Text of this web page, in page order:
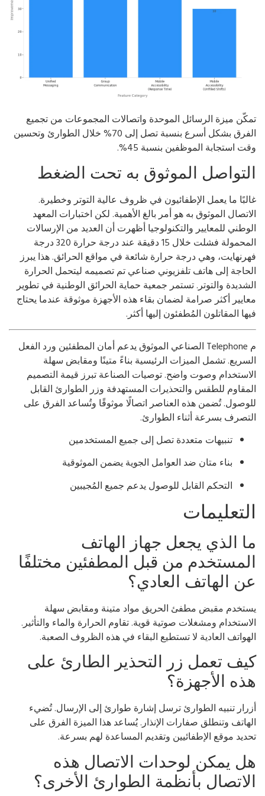
ميزة الرسائل الموحدة واتصالات المجموعات من تجميع
الفرق بشكل أسرع بنسبة تصل إلى 70% خلال الطوارئ وتحسين
استجابة الموظفين بنسبة 45%.
الموثوق به تحت الضغط
ما يعمل الإطفائيون في ظروف عالية التوتر وخطيرة.
الموثوق به هو أمر بالغ الأهمية. لكن اختبارات المعهد
للمعايير والتكنولوجيا أظهرت أن العديد من الإرسالات
المحمولة فشلت خلال 15 دقيقة عند درجة حرارة 320 درجة
وهي درجة حرارة شائعة في مواقع الحرائق. هذا يبرز
إلى هاتف تلفزيوني صناعي تم تصميمه ليتحمل الحرارة
والتوتر. تستمر جمعية حماية الحرائق الوطنية في تطوير
أكثر صرامة لضمان بقاء هذه الأجهزة موثوقة عندما يحتاج
المقاتلون المُطفئون إليها أكثر.
م Telephone الصناعي الموثوق يدعم أمان المطفئين ورد الفعل
تشمل الميزات الرئيسية بناءً متينًا ومقابض سهلة
وصوت واضح. توصيات الصناعة تبرز قيمة التصميم
للطقس والتحذيرات المستهدفة وزر الطوارئ القابل
تُضمن هذه العناصر اتصالًا موثوقًا وتُساعد الفرق على
بسرعة أثناء الطوارئ.
تنبيهات متعددة تصل إلى جميع المستخدمين
بناء متان ضد العوامل الجوية يضمن الموثوقية
التحكم القابل للوصول يدعم جميع المُجيبين
الذي يجعل جهاز الهاتف
من قبل المطفئين مختلفًا
الهاتف العادي؟
مقبض مطفئ الحريق مواد متينة ومقابض سهلة
ومشغلات صوتية قوية. تقاوم الحرارة والماء والتأثير.
العادية لا تستطيع البقاء في هذه الظروف الصعبة.
تعمل زر التحذير الطارئ على
الأجهزة؟
تنبيه الطوارئ ترسل إشارة طوارئ إلى الإرسال. تُضيء
وتنطلق صفارات الإنذار. يُساعد هذا الميزة الفرق على
موقع الإطفائيين وتقديم المساعدة لهم بسرعة.
يمكن لوحدات الاتصال هذه
بأنظمة الطوارئ الأخرى؟